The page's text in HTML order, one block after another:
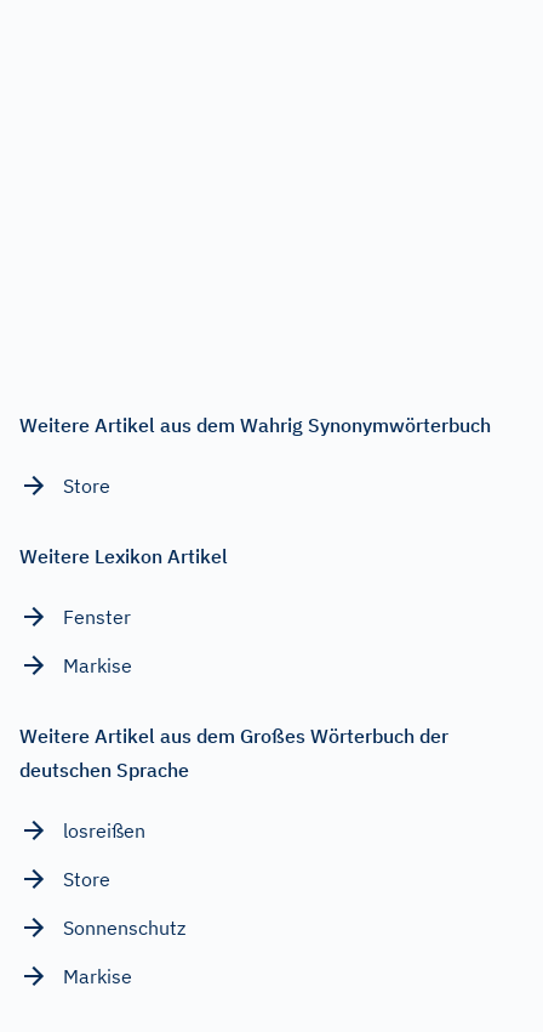
Weitere Artikel aus dem Wahrig Synonymwörterbuch
Store
Weitere Lexikon Artikel
Fenster
Markise
Weitere Artikel aus dem Großes Wörterbuch der
deutschen Sprache
losreißen
Store
Sonnenschutz
Markise